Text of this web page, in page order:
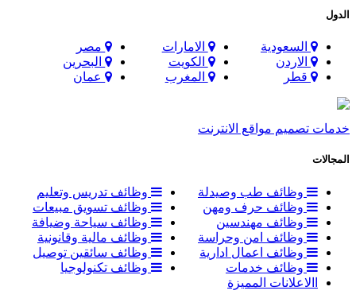
الدول
السعودية الامارات
مصر
الاردن
الكويت
البحرين
قطر
المغرب عمان
خدمات تصميم مواقع الانترنت
المجالات
وظائف طب وصيدلة
وظائف تدريس وتعليم
وظائف حرف ومهن
وظائف تسويق مبيعات
وظائف مهندسين
وظائف سياحة وضيافة
وظائف امن وحراسة
وظائف مالية وقانونية
وظائف اعمال ادارية
وظائف سائقين توصيل
وظائف خدمات
وظائف تكنولوجيا
االاعلانات المميزة